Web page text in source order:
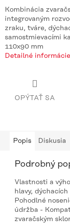
Kombinácia
integrovaným
zraku, tváre,
samostmievacími
110x90 mm
Detailné informácie
OPÝTAŤ SA
Popis Diskusia
Podrobný
Vlastnosti a
hlavy,
Pohodlné
údržba -
zvaračským